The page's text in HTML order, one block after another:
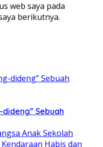
web saya pada
berikutnya.
dideng” Sebuah